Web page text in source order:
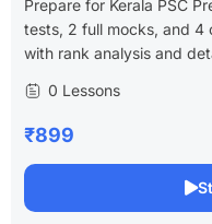
Prepare for Kerala PSC
tests, 2 full mocks, and 4
with rank analysis and
0 Lessons
₹899